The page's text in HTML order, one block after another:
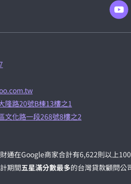
隆路20號B棟13樓之1
文化路一段268號8樓之2
通在Google商家合計有6,622則以上
期間五星滿分數最多的台灣貸款顧問公